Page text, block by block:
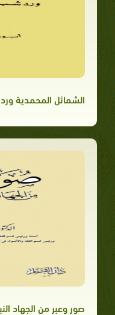
الشمائل المحمدية
صور وعبر من الجهاد